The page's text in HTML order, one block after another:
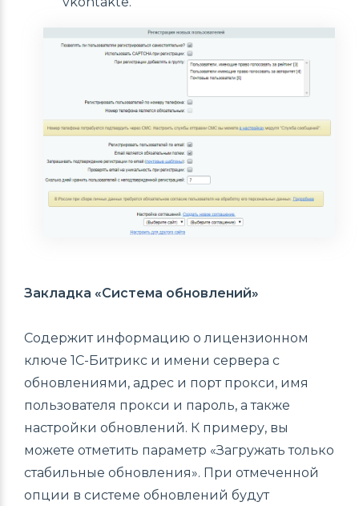
Закладка «Система обновлений»
Содержит информацию о лицензионном
ключе 1С-Битрикс и имени сервера с
обновлениями, адрес и порт прокси, имя
пользователя прокси и пароль, а также
настройки обновлений. К примеру, вы
можете отметить параметр «Загружать только
стабильные обновления». При отмеченной
опции в системе обновлений будут